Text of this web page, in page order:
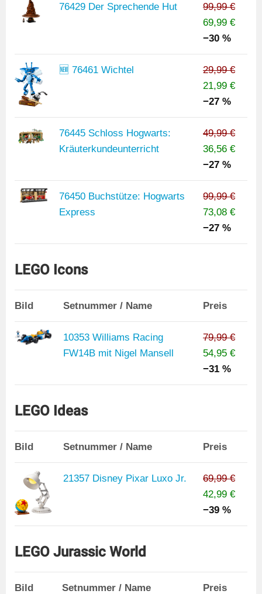
76429 Der Sprechende Hut
99,99 €
69,99 €
−30 %
🆕 76461 Wichtel
29,99 €
21,99 €
−27 %
76445 Schloss Hogwarts:
Kräuterkundeunterricht
49,99 €
36,56 €
−27 %
76450 Buchstütze: Hogwarts
Express
99,99 €
73,08 €
−27 %
LEGO Icons
Bild Setnummer / Name Preis
10353 Williams Racing
FW14B mit Nigel Mansell
79,99 €
54,95 €
−31 %
LEGO Ideas
Bild Setnummer / Name Preis
21357 Disney Pixar Luxo Jr.
69,99 €
42,99 €
−39 %
LEGO Jurassic World
Bild Setnummer / Name Preis